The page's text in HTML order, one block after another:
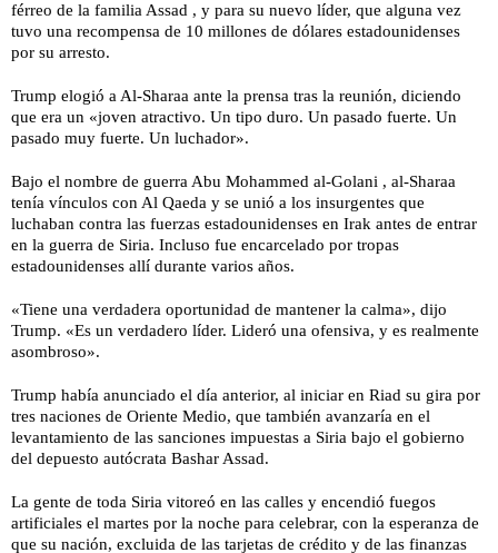
férreo de la familia Assad , y para su nuevo líder, que alguna vez
tuvo una recompensa de 10 millones de dólares estadounidenses
por su arresto.
Trump elogió a Al-Sharaa ante la prensa tras la reunión, diciendo
que era un «joven atractivo. Un tipo duro. Un pasado fuerte. Un
pasado muy fuerte. Un luchador».
Bajo el nombre de guerra Abu Mohammed al-Golani , al-Sharaa
tenía vínculos con Al Qaeda y se unió a los insurgentes que
luchaban contra las fuerzas estadounidenses en Irak antes de entrar
en la guerra de Siria. Incluso fue encarcelado por tropas
estadounidenses allí durante varios años.
«Tiene una verdadera oportunidad de mantener la calma», dijo
Trump. «Es un verdadero líder. Lideró una ofensiva, y es realmente
asombroso».
Trump había anunciado el día anterior, al iniciar en Riad su gira por
tres naciones de Oriente Medio, que también avanzaría en el
levantamiento de las sanciones impuestas a Siria bajo el gobierno
del depuesto autócrata Bashar Assad.
La gente de toda Siria vitoreó en las calles y encendió fuegos
artificiales el martes por la noche para celebrar, con la esperanza de
que su nación, excluida de las tarjetas de crédito y de las finanzas